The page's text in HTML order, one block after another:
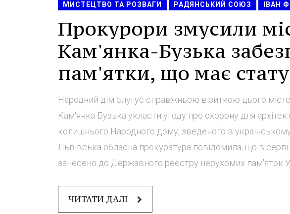
МИСТЕЦТВО ТА РОЗВАГИ РАДЯНСЬКИЙ СОЮЗ ІВАН
Прокурори змусили
Кам'янка-Бузька
пам'ятки, що має
Народний дім слугує справжньою візиткою цього
Кам'янка-Бузька укласти угоду про охорону для
колишнього Народного дому, зведеного в
Львівська обласна прокуратура повідомила, що в
занесено до Державного реєстру нерухомих пам'яток
ЧИТАТИ ДАЛІ